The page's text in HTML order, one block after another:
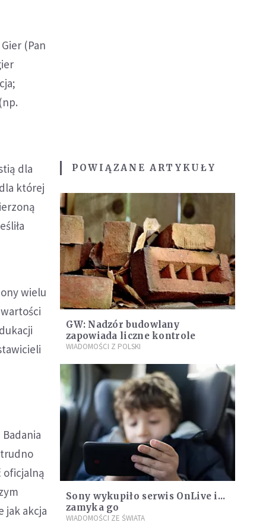
(Pan
dla
której
wielu
oficjalną
jak akcja
POWIĄZANE ARTYKUŁY
GW: Nadzór budowlany
zapowiada liczne kontrole
WIADOMOŚCI Z POLSKI
Sony wykupiło serwis OnLive i...
zamyka go
WIADOMOŚCI ZE ŚWIATA